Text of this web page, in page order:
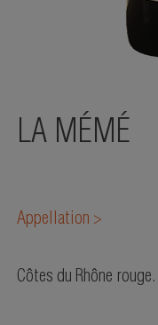
LA MÉMÉ
Appellation >
Côtes du Rhône rouge.